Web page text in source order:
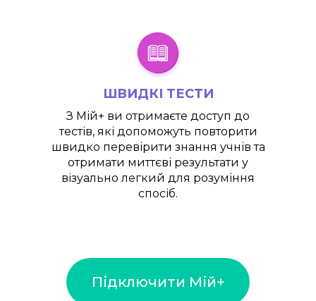
ШВИДКІ ТЕСТИ
З Мій+ ви отримаєте доступ до
тестів, які допоможуть повторити
швидко перевірити знання учнів та
отримати миттєві результати у
візуально легкий для розуміння
спосіб.
Підключити Мій+